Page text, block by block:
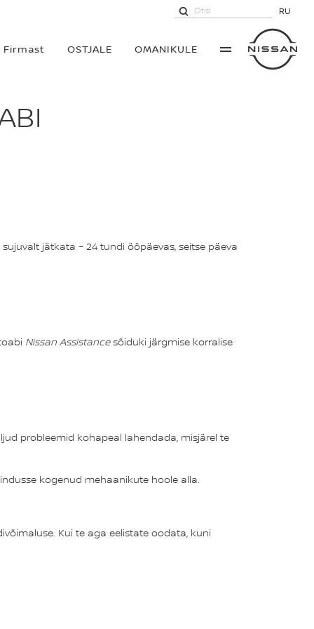
Firmast OSTJALE OMANIKULE
RU
jätkata – 24 tundi ööpäevas, seitse päeva
Nissan Assistancesõiduki järgmise korralise
probleemid kohapeal lahendada, misjärel te
kogenud mehaanikute hoole alla.
Kui te aga eelistate oodata, kuni